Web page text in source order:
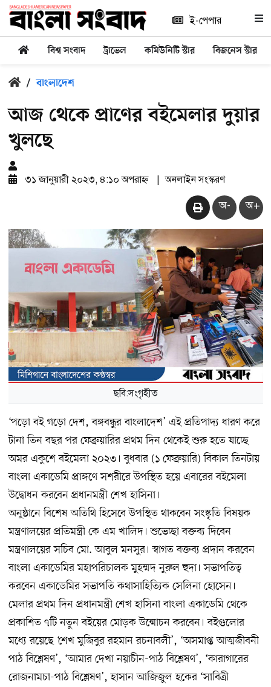
ই-পেপার
বিশ্ব সংবাদ ট্রাভেল কমিউনিটি স্টার বিজনেস স্টার
/ বাংলাদেশ
আজ থেকে প্রাণের বইমেলার দুয়ার
খুলছে
৩১ জানুয়ারী ২০২৩, ৪:১০ অপরাহ্ন অনলাইন সংস্করণ
অ- অ+
ছবি:সংগৃহীত
‘পড়ো বই গড়ো দেশ, বঙ্গবন্ধুর বাংলাদেশ’ এই প্রতিপাদ্য ধারণ করে
টানা তিন বছর পর ফেব্রুয়ারির প্রথম দিন থেকেই শুরু হতে যাচ্ছে
অমর একুশে বইমেলা ২০২৩। বুধবার (১ ফেব্রুয়ারি) বিকাল তিনটায়
বাংলা একাডেমি প্রাঙ্গণে সশরীরে উপস্থিত হয়ে এবারের বইমেলা
উদ্বোধন করবেন প্রধানমন্ত্রী শেখ হাসিনা।
অনুষ্ঠানে বিশেষ অতিথি হিসেবে উপস্থিত থাকবেন সংস্কৃতি বিষয়ক
মন্ত্রণালয়ের প্রতিমন্ত্রী কে এম খালিদ। শুভেচ্ছা বক্তব্য দিবেন
মন্ত্রণালয়ের সচিব মো. আবুল মনসুর। স্বাগত বক্তব্য প্রদান করবেন
বাংলা একাডেমির মহাপরিচালক মুহম্মদ নুরুল হুদা। সভাপতিত্ব
করবেন একাডেমির সভাপতি কথাসাহিত্যিক সেলিনা হোসেন।
মেলার প্রথম দিন প্রধানমন্ত্রী শেখ হাসিনা বাংলা একাডেমি থেকে
প্রকাশিত ৭টি নতুন বইয়ের মোড়ক উন্মোচন করবেন। বইগুলোর
মধ্যে রয়েছে ‘শেখ মুজিবুর রহমান রচনাবলী’, ‘অসমাপ্ত আত্মজীবনী
পাঠ বিশ্লেষণ’, ‘আমার দেখা নয়াচীন-পাঠ বিশ্লেষণ’, ‘কারাগারের
রোজনামচা-পাঠ বিশ্লেষণ’, হাসান আজিজুল হকের ‘সাবিত্রী